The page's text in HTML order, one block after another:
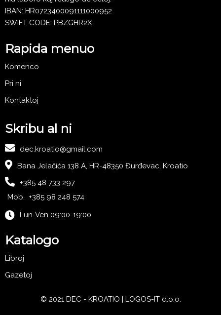
IBAN: HR0723400091111000952
SWIFT CODE: PBZGHR2X
Rapida menuo
Komenco
Pri ni
Kontaktoj
Skribu al ni
dec.kroatio@gmail.com
Bana Jelačića 138 A, HR-48350 Đurđevac, Kroatio
+385 48 733 297
Mob. +385 98 248 574
Lun-Ven 09:00-19:00
Katalogo
Libroj
Gazetoj
© 2021 DEC - KROATIO | LOGOS-IT d.o.o.